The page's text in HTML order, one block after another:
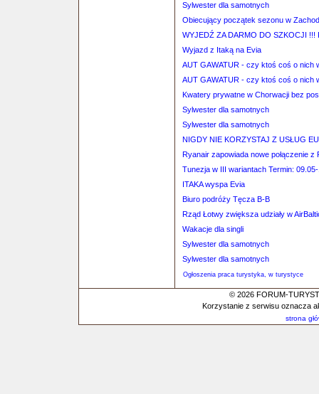
Sylwester dla samotnych
Obiecujący początek sezonu w
WYJEDŹ ZA DARMO DO SZKOCJI !!!
Wyjazd z Itaką na Evia
AUT GAWATUR - czy ktoś coś o nich
AUT GAWATUR - czy ktoś coś o nich
Kwatery prywatne w Chorwacji bez
Sylwester dla samotnych
Sylwester dla samotnych
NIGDY NIE KORZYSTAJ Z USŁUG
Ryanair zapowiada nowe połączenie z
Tunezja w III wariantach Termin:
ITAKA wyspa Evia
Biuro podróży Tęcza B-B
Rząd Łotwy zwiększa udziały w
Wakacje dla singli
Sylwester dla samotnych
Sylwester dla samotnych
Ogłoszenia praca turystyka, w turystyce
© 2026 FORUM-
Korzystanie z serwisu oznacza
strona